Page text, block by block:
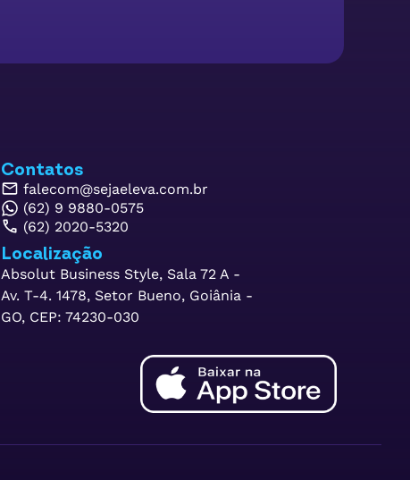
Contatos
falecom@sejaeleva.com.br
(62) 9 9880-0575
(62) 2020-5320
Localização
Absolut Business Style, Sala 72 A -
Av. T-4. 1478, Setor Bueno, Goiânia -
GO, CEP: 74230-030